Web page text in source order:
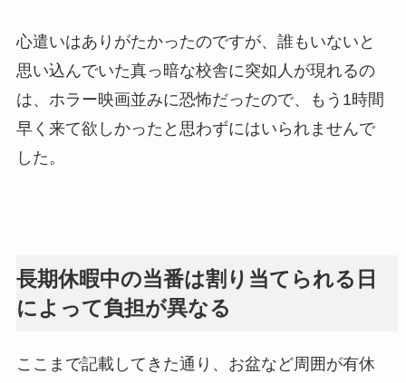
心遣いはありがたかったのですが、誰もいないと
思い込んでいた真っ暗な校舎に突如人が現れるの
は、ホラー映画並みに恐怖だったので、もう1時間
早く来て欲しかったと思わずにはいられませんで
した。
長期休暇中の当番は割り当てられる日
によって負担が異なる
ここまで記載してきた通り、お盆など周囲が有休